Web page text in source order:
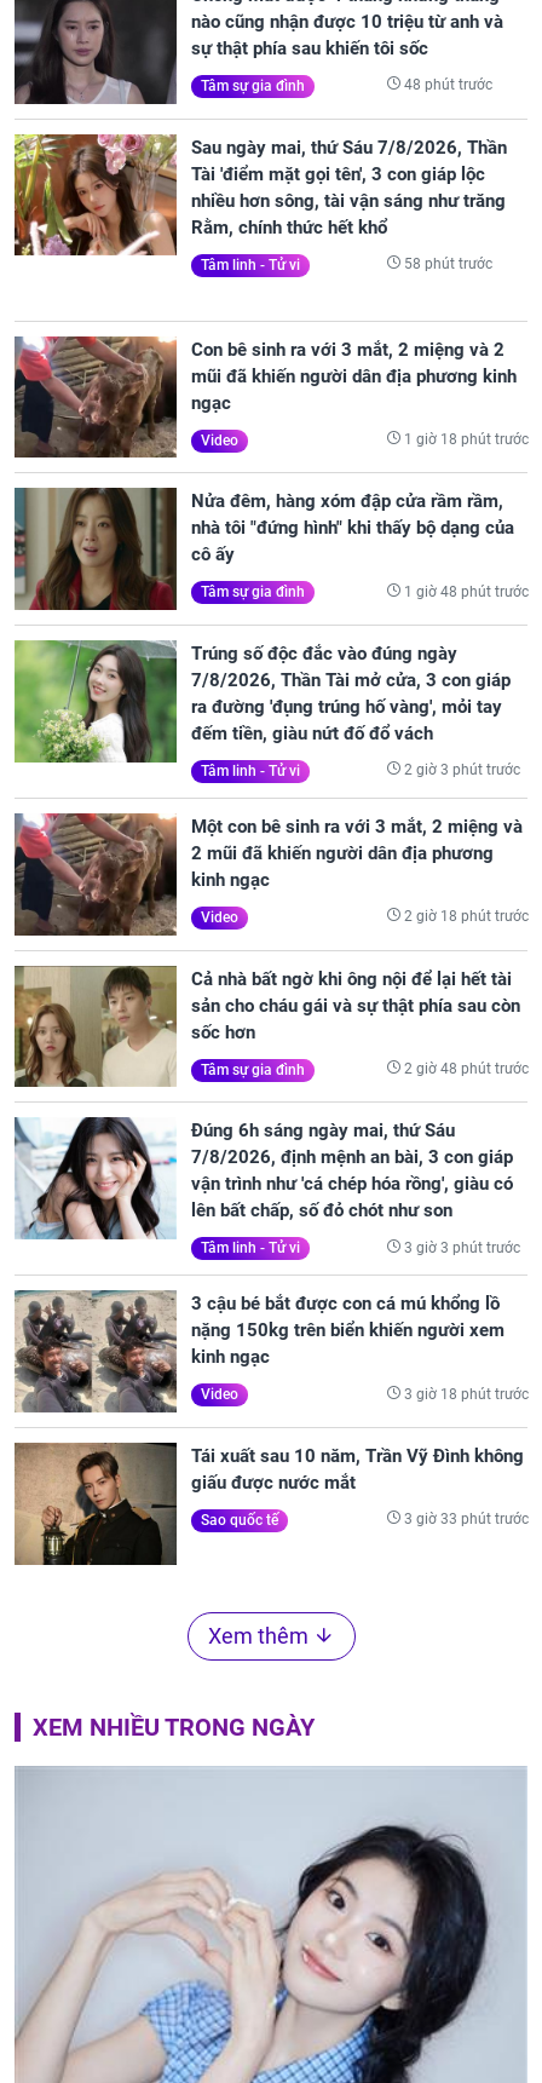
nào cũng nhận được 10 triệu từ anh và
sự thật phía sau khiến tôi sốc
Tâm sự gia đình 48 phút trước
Sau ngày mai, thứ Sáu 7/8/2026, Thần
Tài 'điểm mặt gọi tên', 3 con giáp lộc
nhiều hơn sông, tài vận sáng như trăng
Rằm, chính thức hết khổ
Tâm linh - Tử vi 58 phút trước
Con bê sinh ra với 3 mắt, 2 miệng và 2
mũi đã khiến người dân địa phương kinh
ngạc
Video 1 giờ 18 phút trước
Nửa đêm, hàng xóm đập cửa rầm rầm,
nhà tôi "đứng hình" khi thấy bộ dạng của
cô ấy
Tâm sự gia đình 1 giờ 48 phút trước
Trúng số độc đắc vào đúng ngày
7/8/2026, Thần Tài mở cửa, 3 con giáp
ra đường 'đụng trúng hố vàng', mỏi tay
đếm tiền, giàu nứt đố đổ vách
Tâm linh - Tử vi 2 giờ 3 phút trước
Một con bê sinh ra với 3 mắt, 2 miệng và
2 mũi đã khiến người dân địa phương
kinh ngạc
Video 2 giờ 18 phút trước
Cả nhà bất ngờ khi ông nội để lại hết tài
sản cho cháu gái và sự thật phía sau còn
sốc hơn
Tâm sự gia đình 2 giờ 48 phút trước
Đúng 6h sáng ngày mai, thứ Sáu
7/8/2026, định mệnh an bài, 3 con giáp
vận trình như 'cá chép hóa rồng', giàu có
lên bất chấp, số đỏ chót như son
Tâm linh - Tử vi 3 giờ 3 phút trước
3 cậu bé bắt được con cá mú khổng lồ
nặng 150kg trên biển khiến người xem
kinh ngạc
Video 3 giờ 18 phút trước
Tái xuất sau 10 năm, Trần Vỹ Đình không
giấu được nước mắt
Sao quốc tế 3 giờ 33 phút trước
Xem thêm
XEM NHIỀU TRONG NGÀY